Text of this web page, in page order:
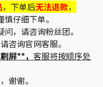
，下单后无法退款，
仔细下单。
，请咨询粉丝团。
咨询官网客服。
屏**， 客服将按顺序处
谢谢。